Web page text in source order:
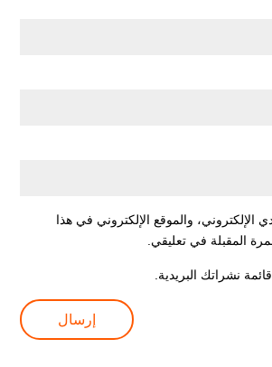
والموقع الإلكتروني في هذا
المقبلة في تعليقي.
نشراتك البريدية.